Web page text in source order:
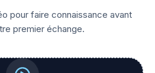
pour faire connaissance avant
premier échange.